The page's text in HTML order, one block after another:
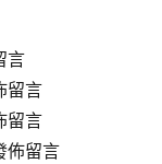
言
留言
留言
佈留言